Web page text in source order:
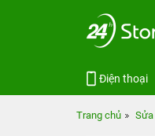
Điện thoại
Trang chủ